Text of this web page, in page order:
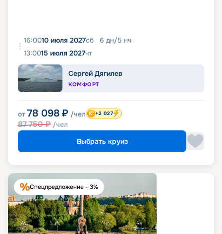
16:0010 июля 2027сб 6 дн/5 нч
13:0015 июля 2027чт
Сергей Дягилев
КОМФОРТ
от 78 098 ₽ /чел
87 750₽ /чел
+2 027
Выбрать круиз
Спецпредложение - 3%